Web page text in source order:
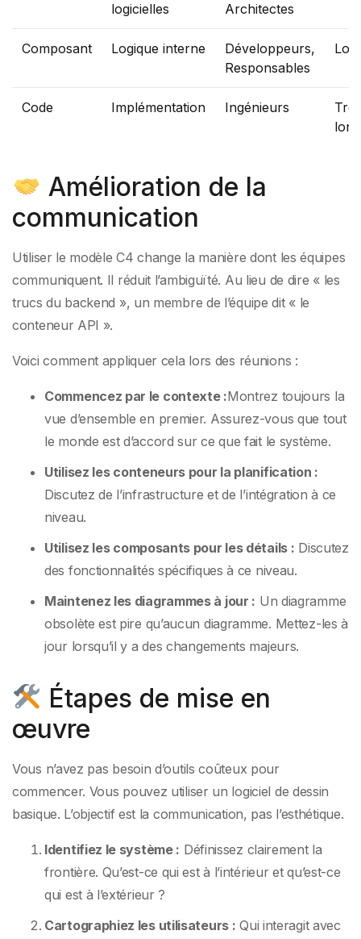
logicielles
Architectes
Composant Logique interne
Développeurs,
Responsables
Code Implémentation Ingénieurs
Très
long
Amélioration de la
communication
Utiliser le modèle C4 change la manière dont les équipes
communiquent. Il réduit l’ambiguïté. Au lieu de dire « les
trucs du backend », un membre de l’équipe dit « le
conteneur API ».
Voici comment appliquer cela lors des réunions :
Commencez par le contexte :Montrez toujours la
vue d’ensemble en premier. Assurez-vous que tout
le monde est d’accord sur ce que fait le système.
Utilisez les conteneurs pour la planification :
Discutez de l’infrastructure et de l’intégration à ce
niveau.
Utilisez les composants pour les détails : Discutez
des fonctionnalités spécifiques à ce niveau.
Maintenez les diagrammes à jour : Un diagramme
obsolète est pire qu’aucun diagramme. Mettez-les à
jour lorsqu’il y a des changements majeurs.
Étapes de mise en
œuvre
Vous n’avez pas besoin d’outils coûteux pour
commencer. Vous pouvez utiliser un logiciel de dessin
basique. L’objectif est la communication, pas l’esthétique.
Identifiez le système : Définissez clairement la
frontière. Qu’est-ce qui est à l’intérieur et qu’est-ce
qui est à l’extérieur ?
Cartographiez les utilisateurs : Qui interagit avec